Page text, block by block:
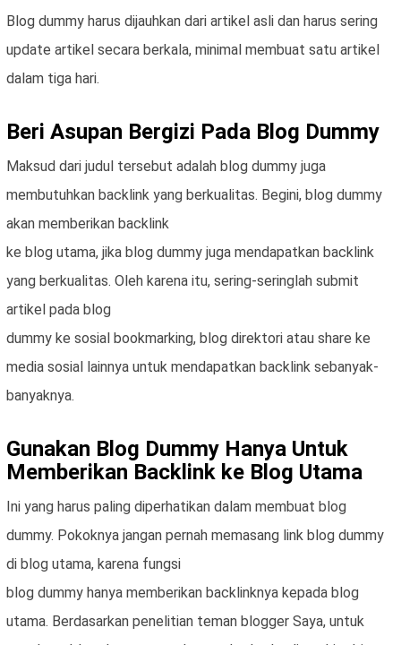
Blog dummy harus dijauhkan dari artikel asli dan harus sering
update artikel secara berkala, minimal membuat satu artikel
dalam tiga hari.
Beri Asupan Bergizi Pada Blog Dummy
Maksud dari judul tersebut adalah blog dummy juga
membutuhkan backlink yang berkualitas. Begini, blog dummy
akan memberikan backlink
ke blog utama, jika blog dummy juga mendapatkan backlink
yang berkualitas. Oleh karena itu, sering-seringlah submit
artikel pada blog
dummy ke sosial bookmarking, blog direktori atau share ke
media sosial lainnya untuk mendapatkan backlink sebanyak-
banyaknya.
Gunakan Blog Dummy Hanya Untuk
Memberikan Backlink ke Blog Utama
Ini yang harus paling diperhatikan dalam membuat blog
dummy. Pokoknya jangan pernah memasang link blog dummy
di blog utama, karena fungsi
blog dummy hanya memberikan backlinknya kepada blog
utama. Berdasarkan penelitian teman blogger Saya, untuk